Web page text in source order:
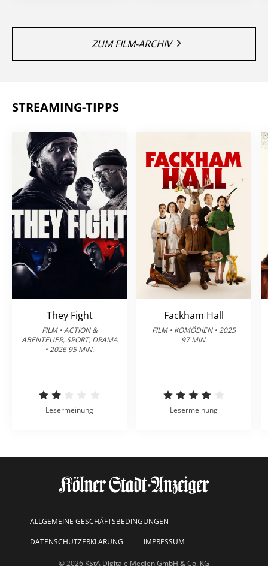
ZUM FILM-ARCHIV
STREAMING-TIPPS
They Fight
FILM • ACTION &
ABENTEUER, SPORT, DRAMA
• 2026 95 MIN.
Lesermeinung
Fackham Hall
FILM • KOMÖDIEN • 2025
97 MIN.
Lesermeinung
ALLGEMEINE GESCHÄFTSBEDINGUNGEN
DATENSCHUTZERKLÄRUNG
IMPRESSUM
© 2026 KStA Digitale Medien GmbH & Co. KG